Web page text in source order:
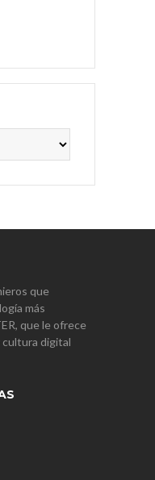
que
más
que le ofrece
digital